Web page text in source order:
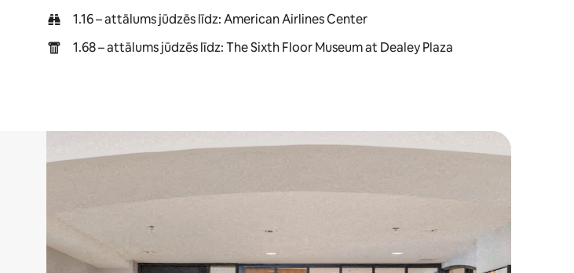
1.16 – attālums jūdzēs līdz: American Airlines Center
1.68 – attālums jūdzēs līdz: The Sixth Floor Museum at Dealey Plaza